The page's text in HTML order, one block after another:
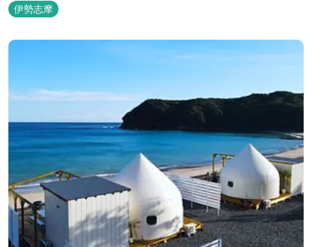
のは3艇のヨット。日本初の森のマリーナです。 航海の気分高まる
インテリアは見た目からは想像できないほど広く、くつろぎの空
間。夏場でもエアコン完備で快適にお過ごしいただけます。甲板の
伊勢志摩